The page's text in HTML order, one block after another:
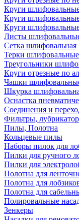
Круги
Круги
Круги
Листы
Сетка шлифовальная
Терки шлифовальные
Треугольники
Круги отрезные по
Чашки
Шкурка
Оснастка
Соединения и
Фильтры,
Пилы, Полотна
Кольцевые пилы
Наборы пилок для
Пилки для ручного
Пилки для
Полотна для
Полотна для
Полотна для
Полировальные
Зенкеры